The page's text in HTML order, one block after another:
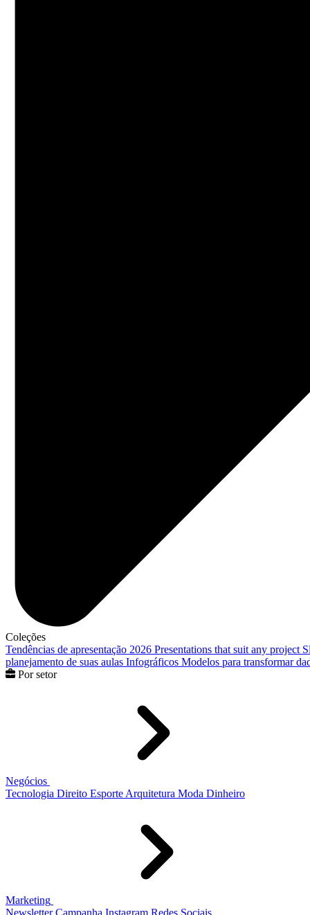
Coleções
Tendências de apresentação 2026 Presentations that suit any project
planejamento de suas aulas Infográficos Modelos para transformar
Por setor
Negócios
Tecnologia Direito Esporte Arquitetura Moda Dinheiro
Marketing
Newsletter Campanha Instagram Redes Sociais